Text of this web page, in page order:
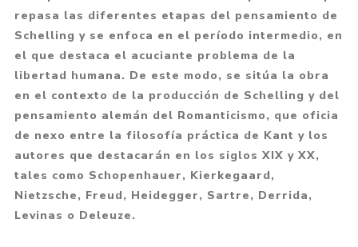
repasa las diferentes etapas del pensamiento de
Schelling y se enfoca en el período intermedio, en
el que destaca el acuciante problema de la
libertad humana. De este modo, se sitúa la obra
en el contexto de la producción de Schelling y del
pensamiento alemán del Romanticismo, que oficia
de nexo entre la filosofía práctica de Kant y los
autores que destacarán en los siglos XIX y XX,
tales como Schopenhauer, Kierkegaard,
Nietzsche, Freud, Heidegger, Sartre, Derrida,
Levinas o Deleuze.